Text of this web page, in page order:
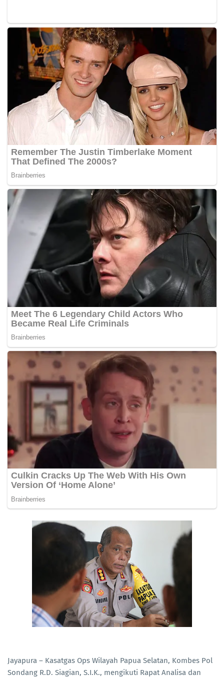
Jayapura – Kasatgas Ops Wilayah Papua Selatan, Kombes Pol
Sondang R.D. Siagian, S.I.K., mengikuti Rapat Analisa dan